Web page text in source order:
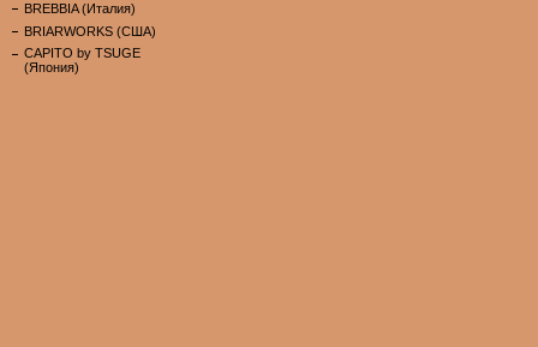
BREBBIA (Италия)
BRIARWORKS (США)
CAPITO by TSUGE
(Япония)